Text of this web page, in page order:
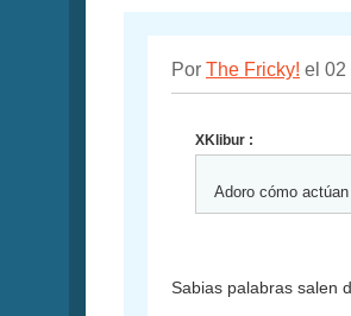
Por The Fricky! el 02
XKlibur :
Adoro cómo
Sabias palabras salen